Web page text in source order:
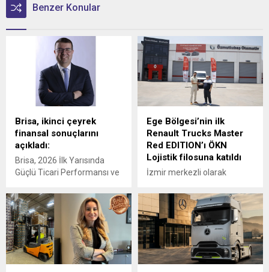
Benzer Konular
Brisa, ikinci çeyrek
finansal sonuçlarını
açıkladı:
Brisa, 2026 İlk Yarısında
Güçlü Ticari Performansı ve
Finansal Görünümünü
Güçlendirdi
Ege Bölgesi’nin ilk
Renault Trucks Master
Red EDITION’ı ÖKN
Lojistik filosuna katıldı
İzmir merkezli olarak
lojistik operasyonları
yürüten ÖKN Lojistik, Ege
Bölgesi'nin ilk Renault
Trucks Master Red EDITION
panelvanını filosuna kattı.